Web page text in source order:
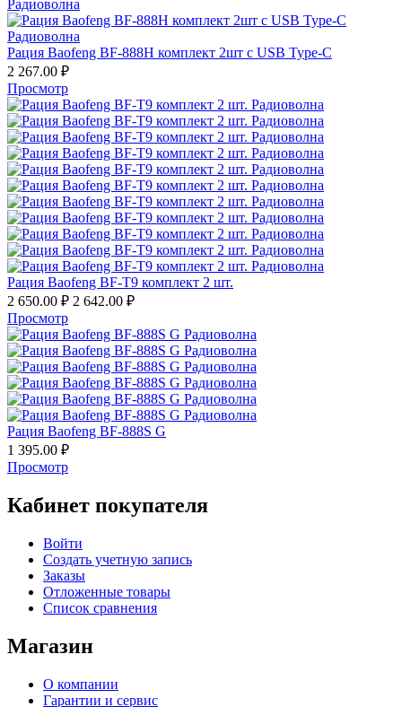
Рация Baofeng BF-888H комплект 2шт с USB Type-C
2 267.00 ₽
Просмотр
Рация Baofeng BF-T9 комплект 2 шт.
2 650.00 ₽ 2 642.00 ₽
Просмотр
Рация Baofeng BF-888S G
1 395.00 ₽
Просмотр
Кабинет покупателя
Войти
Создать учетную запись
Заказы
Отложенные товары
Список сравнения
Магазин
О компании
Гарантии и сервис